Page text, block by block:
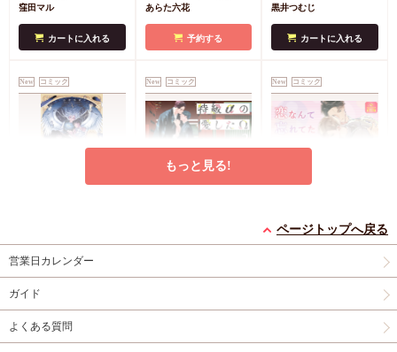
ド2枚セット
窪田マル
カートに入れる
クリルスタンド
店舗共通特典ペー
パー
あらた六花
予約する
ーフレット
黒井つむじ
カートに入れる
New コミック
冊子】
有償特典・『灯台守と
かもめの子（3）』
12P小冊子
1,408
吾妻香夜
カートに入れる
New コミック
フレット
New コミック
償特典・小冊子】
有償特典・『恋なんて
コミコミ特典4Pリー
もっと見る!
ページトップへ戻る
営業日カレンダー
ガイド
よくある質問